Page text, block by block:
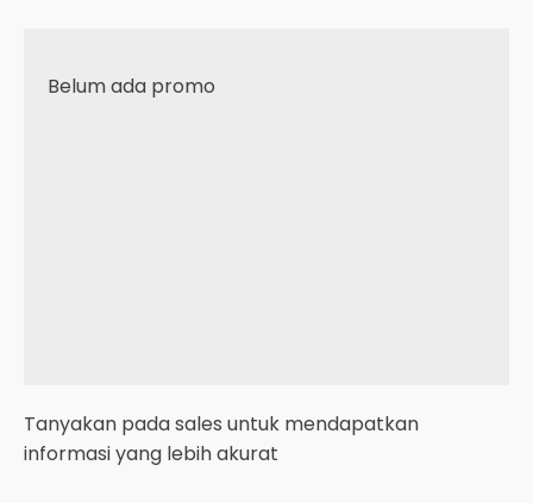
Belum ada promo
Tanyakan pada sales untuk mendapatkan
informasi yang lebih akurat